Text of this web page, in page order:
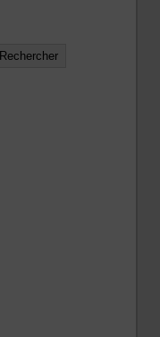
Rechercher